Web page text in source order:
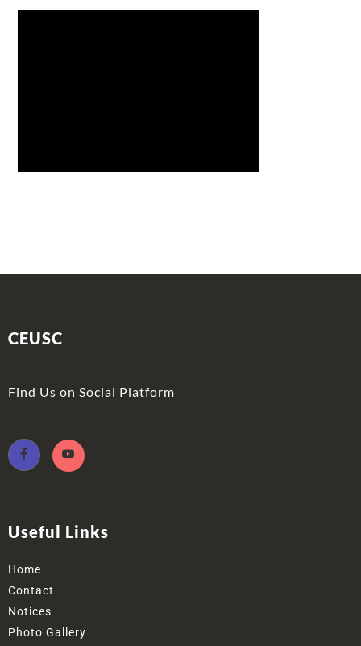
CEUSC
Find Us on Social Platform
Useful Links
Home
Contact
Notices
Photo Gallery